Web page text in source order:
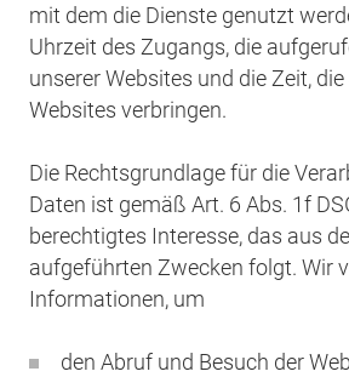
mit dem die Dienste genutzt
Uhrzeit des Zugangs, die
unserer Websites und die Zeit,
Websites verbringen.
Die Rechtsgrundlage für die
Daten ist gemäß Art. 6 Abs. 1f
berechtigtes Interesse, das aus
aufgeführten Zwecken folgt. Wir
Informationen, um
den Abruf und Besuch der